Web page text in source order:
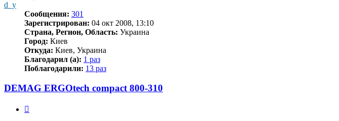
d_y
Сообщения: 301
Зарегистрирован: 04 окт 2008, 13:10
Страна, Регион, Область: Украина
Город: Киев
Откуда: Киев, Украина
Благодарил (а): 1 раз
Поблагодарили: 13 раз
DEMAG ERGOtech compact 800-310